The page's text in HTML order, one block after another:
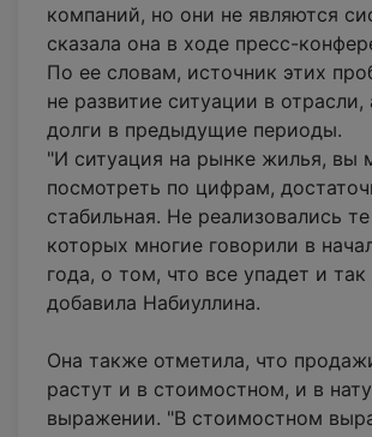
компаний, но они не являются
сказала она в ходе пресс-
По ее словам, источник этих
не развитие ситуации в
долги в предыдущие периоды.
"И ситуация на рынке жилья, вы
посмотреть по цифрам,
стабильная. Не реализовались
которых многие говорили в
года, о том, что все упадет и так
добавила Набиуллина.
Она также отметила, что
растут и в стоимостном, и в
выражении. "В стоимостном